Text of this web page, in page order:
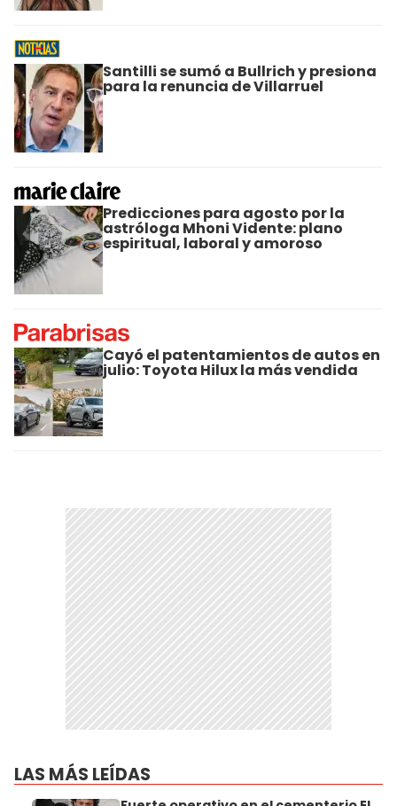
Santilli se sumó a Bullrich y presiona
para la renuncia de Villarruel
Predicciones para agosto por la
astróloga Mhoni Vidente: plano
espiritual, laboral y amoroso
Cayó el patentamientos de autos en
julio: Toyota Hilux la más vendida
LAS MÁS LEÍDAS